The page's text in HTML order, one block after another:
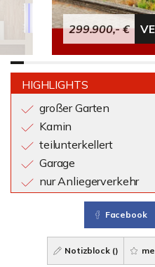
299.900,- €
HIGHLIGHTS
großer Garten
Kamin
teilunterkellert
Garage
nur Anliegerverkehr
Facebook
Notizblock ()